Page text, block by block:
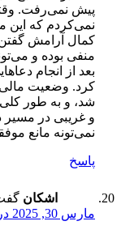
پیش نمی‌رفت.
نمی‌کردم که این
کمال آرامش
منفی بوده و
بعد از انجام
کرد. وضعیت
شد، و به طور
و غریبی در
نمی‌تونه مانع
پاسخ
اشکان
مارس 30, 2025 در 10:03 ق.ظ